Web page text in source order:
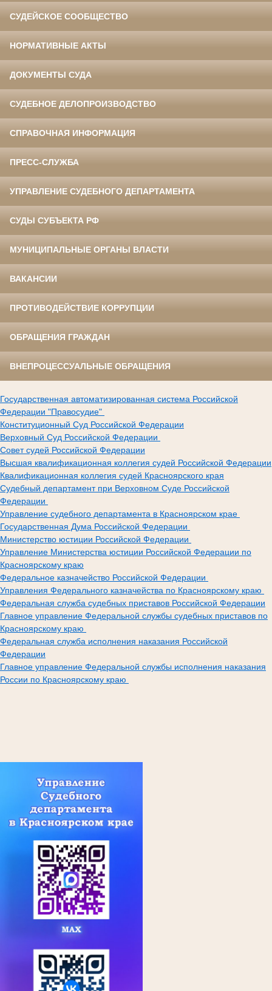
СУДЕЙСКОЕ СООБЩЕСТВО
НОРМАТИВНЫЕ АКТЫ
ДОКУМЕНТЫ СУДА
СУДЕБНОЕ ДЕЛОПРОИЗВОДСТВО
СПРАВОЧНАЯ ИНФОРМАЦИЯ
ПРЕСС-СЛУЖБА
УПРАВЛЕНИЕ СУДЕБНОГО ДЕПАРТАМЕНТА
СУДЫ СУБЪЕКТА РФ
МУНИЦИПАЛЬНЫЕ ОРГАНЫ ВЛАСТИ
ВАКАНСИИ
ПРОТИВОДЕЙСТВИЕ КОРРУПЦИИ
ОБРАЩЕНИЯ ГРАЖДАН
ВНЕПРОЦЕССУАЛЬНЫЕ ОБРАЩЕНИЯ
Государственная автоматизированная система Российской
Федерации "Правосудие"
Конституционный Суд Российской Федерации
Верховный Суд Российской Федерации
Совет судей Российской Федерации
Высшая квалификационная коллегия судей Российской Федерации
Квалификационная коллегия судей Красноярского края
Судебный департамент при Верховном Суде Российской
Федерации
Управление судебного департамента в Красноярском крае
Государственная Дума Российской Федерации
Министерство юстиции Российской Федерации
Управление Министерства юстиции Российской Федерации по
Красноярскому краю
Федеральное казначейство Российской Федерации
Управления Федерального казначейства по Красноярскому краю
Федеральная служба судебных приставов Российской Федерации
Главное управление Федеральной службы судебных приставов по
Красноярскому краю
Федеральная служба исполнения наказания Российской
Федерации
Главное управление Федеральной службы исполнения наказания
России по Красноярскому краю